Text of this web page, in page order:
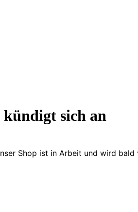
kündigt sich an
Shop ist in Arbeit und wird